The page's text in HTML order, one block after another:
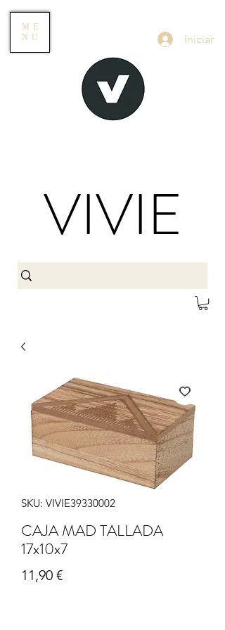
ME
NU
Iniciar
VIVIE
SKU: VIVIE39330002
CAJA MAD TALLADA
17x10x7
11,90 €Precio